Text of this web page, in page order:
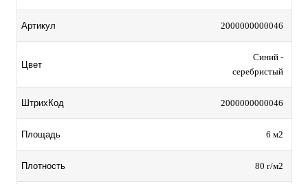
Артикул 2000000000046
Цвет
Синий -
серебристый
ШтрихКод 2000000000046
Площадь 6 м2
Плотность 80 г/м2